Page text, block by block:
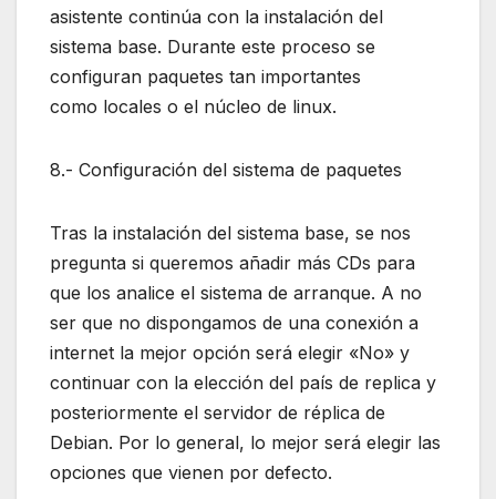
asistente continúa con la instalación del
sistema base. Durante este proceso se
configuran paquetes tan importantes
como locales o el núcleo de linux.
8.- Configuración del sistema de paquetes
Tras la instalación del sistema base, se nos
pregunta si queremos añadir más CDs para
que los analice el sistema de arranque. A no
ser que no dispongamos de una conexión a
internet la mejor opción será elegir «No» y
continuar con la elección del país de replica y
posteriormente el servidor de réplica de
Debian. Por lo general, lo mejor será elegir las
opciones que vienen por defecto.